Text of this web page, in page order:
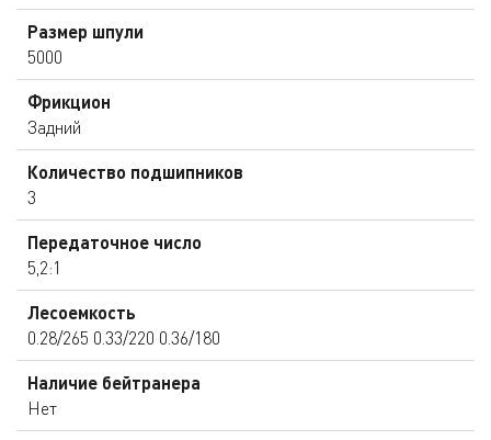
Размер шпули
5000
Фрикцион
Задний
Количество подшипников
3
Передаточное число
5,2:1
Лесоемкость
0.28/265 0.33/220 0.36/180
Наличие бейтранера
Нет